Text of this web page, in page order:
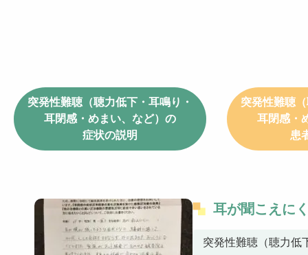
突発性難聴（聴力低下・耳鳴り・
耳閉感・めまい、など）の
症状の説明
突発性難聴
耳閉感・
患
耳が聞こえに
突発性難聴（聴力低